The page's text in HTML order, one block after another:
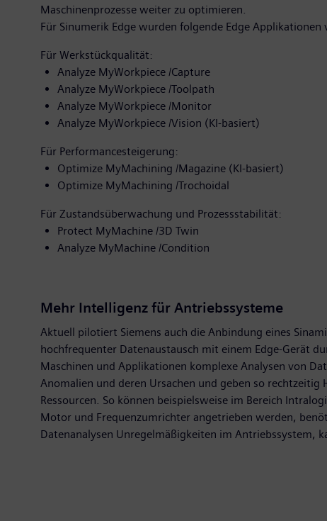
Maschinenprozesse weiter zu optimieren.
Für Sinumerik Edge wurden folgende Edge Applikationen
Für Werkstückqualität:
Analyze MyWorkpiece /Capture
Analyze MyWorkpiece /Toolpath
Analyze MyWorkpiece /Monitor
Analyze MyWorkpiece /Vision (KI-basiert)
Für Performancesteigerung:
Optimize MyMachining /Magazine (KI-basiert)
Optimize MyMachining /Trochoidal
Für Zustandsüberwachung und Prozessstabilität:
Protect MyMachine /3D Twin
Analyze MyMachine /Condition
Mehr Intelligenz für Antriebssysteme
Aktuell pilotiert Siemens auch die Anbindung eines
hochfrequenter Datenaustausch mit einem Edge-Gerät
Maschinen und Applikationen komplexe Analysen von
Anomalien und deren Ursachen und geben so
Ressourcen. So können beispielsweise im Bereich
Motor und Frequenzumrichter angetrieben werden,
Datenanalysen Unregelmäßigkeiten im Antriebssystem,